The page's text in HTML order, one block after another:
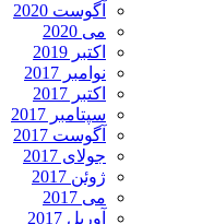
آگوست 2020
می 2020
اکتبر 2019
نوامبر 2017
اکتبر 2017
سپتامبر 2017
آگوست 2017
جولای 2017
ژوئن 2017
می 2017
آوریل 2017